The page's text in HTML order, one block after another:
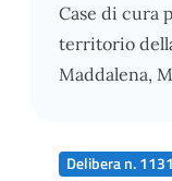
Case di cura
territorio
Maddalena,
Delibera n.